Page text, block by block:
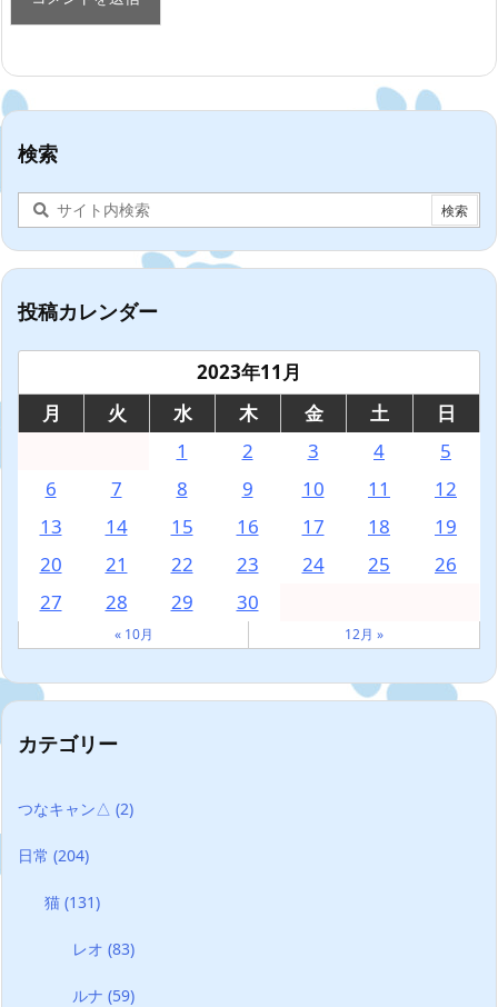
検索
投稿カレンダー
2023年11月
月
火 水 木 金 土
日
1
2 3 4
5
6
7 8 9 10 11
12
13
14 15 16 17 18
19
20
21 22 23 24 25
26
27
28 29 30
« 10月 12月 »
カテゴリー
つなキャン△ (2)
日常 (204)
猫(131)
レオ (83)
ルナ (59)